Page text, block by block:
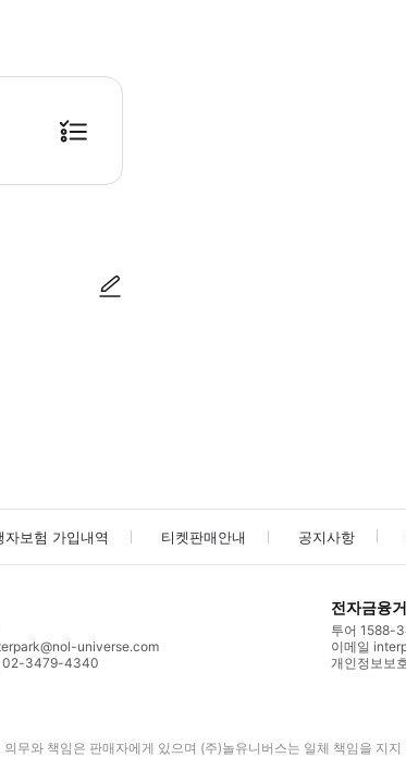
있습니다. 참석할 수 없는 경우 환불을 제공할 수 없습니다.
자보험 가입내역 티켓판매안내 공지사항
universe.com
02-3479-4340
전자금융
투어 1588-
이메일
개인정보보
무와 책임은 판매자에게 있으며 (주)놀유니버스는 일체 책임을 지지